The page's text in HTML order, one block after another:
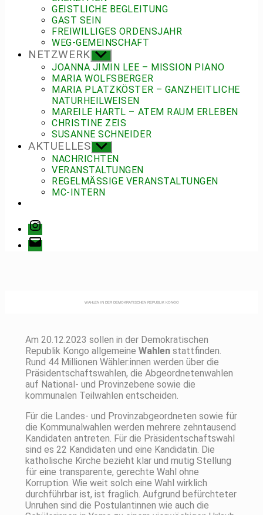
GEISTLICHE BEGLEITUNG
GAST SEIN
FREIWILLIGES ORDENSJAHR
WEG-GEMEINSCHAFT
NETZWERK Untermenü
anzeigen
JOANNA JIMIN LEE – MISSION PIANO
MARIA WOLFSBERGER
MARIA PLATZKÖSTER – GANZHEITLICHE
NATURHEILWEISEN
MAREILE HARTL – ATEM RAUM ERLEBEN
CHRISTINE ZEIS
SUSANNE SCHNEIDER
AKTUELLES Untermenü
anzeigen
NACHRICHTEN
VERANSTALTUNGEN
REGELMÄSSIGE VERANSTALTUNGEN
MC-INTERN
Instagram
E-
Mail
WAHLEN IN DER DEMOKRATISCHEN REPUBLIK KONGO
Am 20.12.2023 sollen in der Demokratischen
Republik Kongo allgemeine Wahlenstattfinden.
Rund 44 Millionen Wähler:innen werden über die
Präsidentschaftswahlen, die Abgeordnetenwahlen
auf National- und Provinzebene sowie die
kommunalen Teilwahlen entscheiden.
Für die Landes- und Provinzabgeordneten sowie für
die Kommunalwahlen werden mehrere zehntausend
Kandidaten antreten. Für die Präsidentschaftswahl
sind es 22 Kandidaten und eine Kandidatin. Die
katholische Kirche bezieht klar und mutig Stellung
für eine transparente, gerechte Wahl ohne
Korruption. Wie weit solch eine Wahl wirklich
durchführbar ist, ist fraglich. Aufgrund befürchteter
Unruhen sind die Postulantinnen wie auch die